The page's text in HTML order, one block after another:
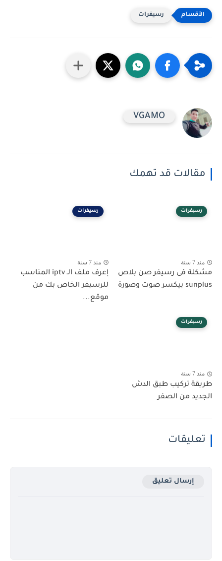
رسيفرات
VGAMO
مقالات قد تهمك
رسيفرات
منذ 7 سنة
مشكلة فى رسيفر صن بلاص
sunplus بيكسر صوت وصورة
رسيفرات
منذ 7 سنة
إعرف ملف الـ iptv المناسب
للرسيفر الخاص بك من
موقع...
رسيفرات
منذ 7 سنة
طريقة تركيب طبق الدش
الجديد من الصفر
تعليقات
إرسال تعليق